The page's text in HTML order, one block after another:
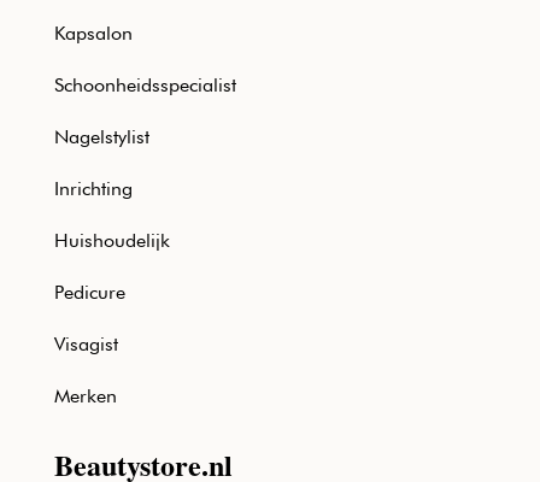
Kapsalon
Schoonheidsspecialist
Nagelstylist
Inrichting
Huishoudelijk
Pedicure
Visagist
Merken
Beautystore.nl